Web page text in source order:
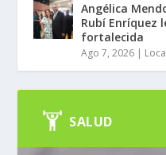
Angélica
Rubí Enríquez
fortalecida
Ago 7, 2026 |
SALUD